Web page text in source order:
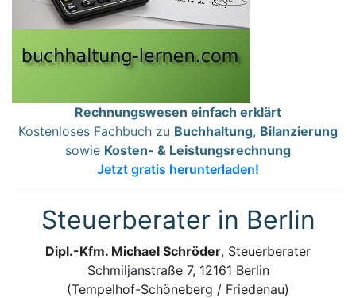
Rechnungswesen einfach erklärt
Kostenloses Fachbuch zu Buchhaltung, Bilanzierung
sowie Kosten- & Leistungsrechnung
Jetzt gratis herunterladen!
Steuerberater in Berlin
Dipl.-Kfm. Michael Schröder, Steuerberater
Schmiljanstraße 7, 12161 Berlin
(Tempelhof-Schöneberg / Friedenau)